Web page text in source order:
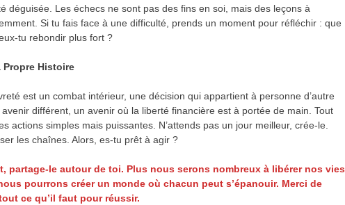
déguisée. Les échecs ne sont pas des fins en soi, mais des leçons à
Si tu fais face à une difficulté, prends un moment pour réfléchir : que
tu rebondir plus fort ?
Propre Histoire
est un combat intérieur, une décision qui appartient à personne d’autre
différent, un avenir où la liberté financière est à portée de main. Tout
actions simples mais puissantes. N’attends pas un jour meilleur, crée-le.
les chaînes. Alors, es-tu prêt à agir ?
partage-le autour de toi. Plus nous serons nombreux à libérer nos vies
pourrons créer un monde où chacun peut s’épanouir. Merci de
ce qu’il faut pour réussir.